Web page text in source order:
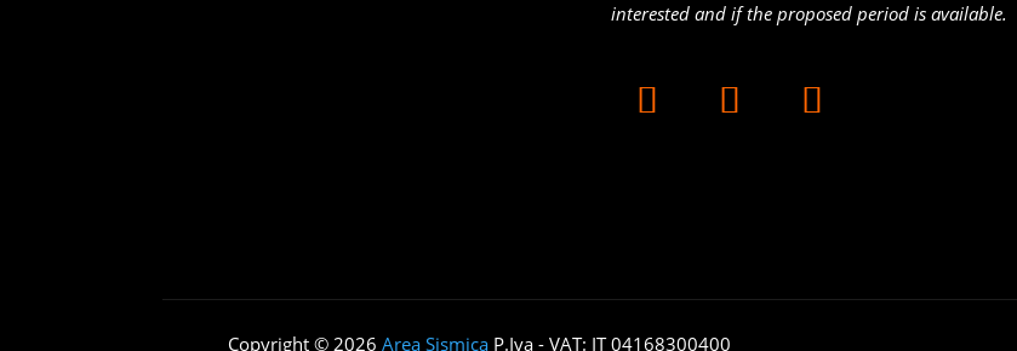
interested and if the proposed period is available.
Copyright © 2026 Area SismicaP.Iva - VAT: IT 04168300400